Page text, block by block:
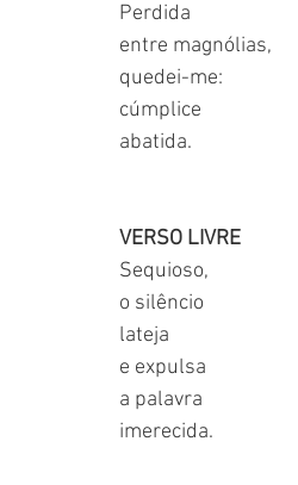
Perdida
entre magnólias,
quedei-me:
cúmplice
abatida.
VERSO LIVRE
Sequioso,
o silêncio
lateja
e expulsa
a palavra
imerecida.